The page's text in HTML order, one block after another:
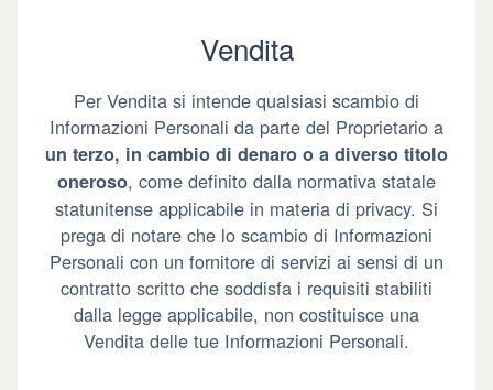
Vendita
Per Vendita si intende qualsiasi scambio di
Informazioni Personali da parte del Proprietario a
un terzo, in cambio di denaro o a diverso titolo
oneroso, come definito dalla normativa statale
statunitense applicabile in materia di privacy. Si
prega di notare che lo scambio di Informazioni
Personali con un fornitore di servizi ai sensi di un
contratto scritto che soddisfa i requisiti stabiliti
dalla legge applicabile, non costituisce una
Vendita delle tue Informazioni Personali.